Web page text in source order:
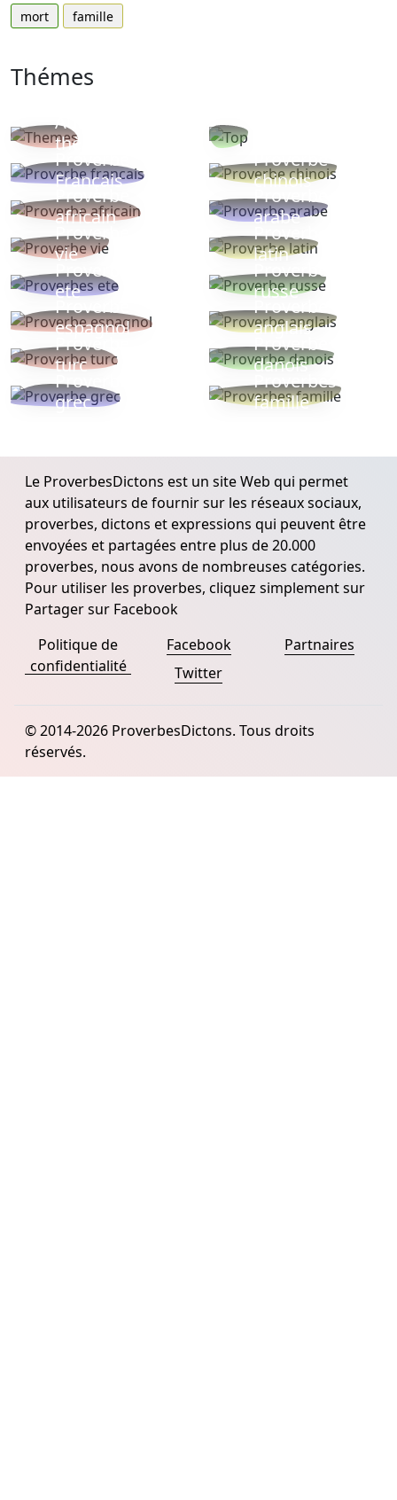
mort
famille
Thémes
Autres
thèmes
Proverbe
Français
Proverbe
chinois
Proverbe
africain
Proverbe
arabe
Proverbe
vie
Proverbe
latin
Proverbes
ete
Proverbe
russe
Proverbe
espagnol
Proverbe
anglais
Proverbe
turc
Proverbe
danois
Proverbe
grec
Proverbes
famille
Le ProverbesDictons est un site Web qui permet
aux utilisateurs de fournir sur les réseaux sociaux,
proverbes, dictons et expressions qui peuvent être
envoyées et partagées entre plus de 20.000
proverbes, nous avons de nombreuses catégories.
Pour utiliser les proverbes, cliquez simplement sur
Partager sur Facebook
Politique de
confidentialité
Facebook
Twitter
Partnaires
© 2014-2026 ProverbesDictons. Tous droits
réservés.